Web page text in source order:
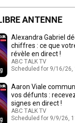
ANTENNE
Alexandra Gabriel
chiffres : ce que
révèle en direct !
ABC TALK TV
Scheduled for 9/16/26,
Aaron Viale
vos défunts :
signes en direct !
ABC TALK TV
Scheduled for 9/9/26,